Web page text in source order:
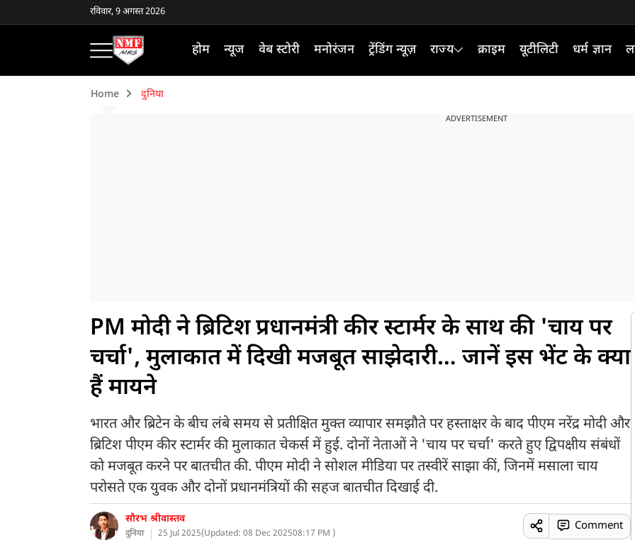
रविवार, 9 अगस्त 2026
होम न्यूज वेब स्टोरी मनोरंजन ट्रेंडिंग न्यूज़ राज्य क्राइम यूटीलिटी धर्म ज्ञान
Home दुनिया
ADVERTISEMENT
PM मोदी ने ब्रिटिश प्रधानमंत्री कीर स्टार्मर के साथ की 'चाय पर
चर्चा', मुलाकात में दिखी मजबूत साझेदारी… जानें इस भेंट के क्या
हैं मायने
भारत और ब्रिटेन के बीच लंबे समय से प्रतीक्षित मुक्त व्यापार समझौते पर हस्ताक्षर के बाद पीएम नरेंद्र मोदी और
ब्रिटिश पीएम कीर स्टार्मर की मुलाकात चेकर्स में हुई. दोनों नेताओं ने 'चाय पर चर्चा' करते हुए द्विपक्षीय संबंधों
को मजबूत करने पर बातचीत की. पीएम मोदी ने सोशल मीडिया पर तस्वीरें साझा कीं, जिनमें मसाला चाय
परोसते एक युवक और दोनों प्रधानमंत्रियों की सहज बातचीत दिखाई दी.
सौरभ श्रीवास्तव
दुनिया 25 Jul 2025(Updated: 08 Dec 202508:17 PM )
Comment